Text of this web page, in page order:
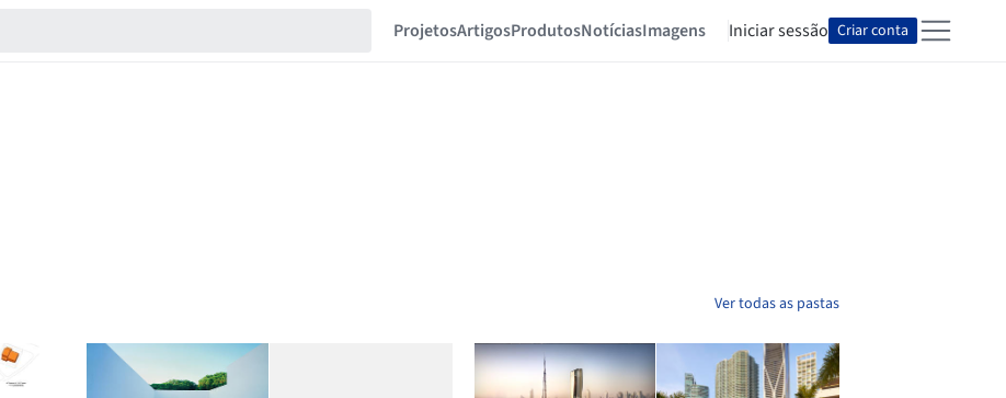
ProjetosArtigosProdutosNotíciasImagens Iniciar sessão Criar conta
Ver todas as pastas